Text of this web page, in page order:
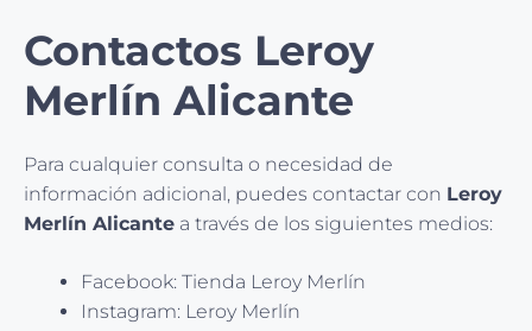
Contactos Leroy
Merlín Alicante
Para cualquier consulta o necesidad de
información adicional, puedes contactar con Leroy
Merlín Alicante a través de los siguientes medios:
Facebook: Tienda Leroy Merlín
Instagram: Leroy Merlín